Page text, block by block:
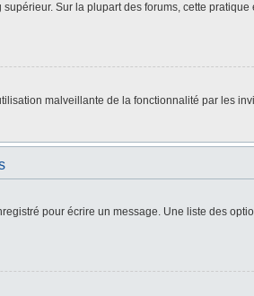
Sur la plupart des forums, cette
malveillante de la fonctionnalité par les
pour écrire un message. Une liste des